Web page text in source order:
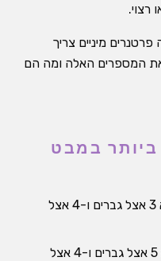
רצוי.
מיניים צריך
את המספרים האלה ומה הם
במבט
גרמניה: החציון לאורך החיים הוא 3 אצל גברים ו-4 אצל
ארה"ב: החציון לאורך החיים הוא 5 אצל גברים ו-4 אצל